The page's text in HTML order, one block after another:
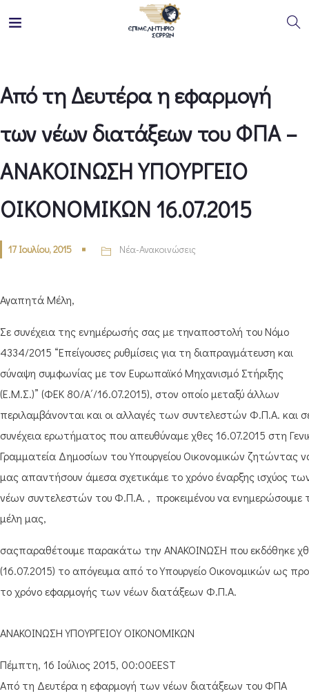
Από τη Δευτέρα η εφαρμογή
των νέων διατάξεων του ΦΠΑ –
ΑΝΑΚΟΙΝΩΣΗ ΥΠΟΥΡΓΕΙΟ
ΟΙΚΟΝΟΜΙΚΩΝ 16.07.2015
17 Ιουλίου, 2015 Νέα-Ανακοινώσεις
Αγαπητά Μέλη,
Σε συνέχεια της ενημέρωσής σας με τηναποστολή του Νόμο
4334/2015 “Επείγουσες ρυθμίσεις για τη διαπραγμάτευση και
σύναψη συμφωνίας με τον Ευρωπαϊκό Μηχανισμό Στήριξης
(Ε.Μ.Σ.)” (ΦΕΚ 80/Α΄/16.07.2015), στον οποίο μεταξύ άλλων
περιλαμβάνονται και οι αλλαγές των συντελεστών Φ.Π.Α. και
συνέχεια ερωτήματος που απευθύναμε χθες 16.07.2015 στη
Γραμματεία Δημοσίων του Υπουργείου Οικονομικών ζητώντας
μας απαντήσουν άμεσα σχετικάμε το χρόνο έναρξης ισχύος
νέων συντελεστών του Φ.Π.Α. , προκειμένου να ενημερώσουμε
μέλη μας,
σαςπαραθέτουμε παρακάτω την ΑΝΑΚΟΙΝΩΣΗ που εκδόθηκε
(16.07.2015) το απόγευμα από το Υπουργείο Οικονομικών ως
το χρόνο εφαρμογής των νέων διατάξεων Φ.Π.Α.
ΑΝΑΚΟΙΝΩΣΗ ΥΠΟΥΡΓΕΙΟΥ ΟΙΚΟΝΟΜΙΚΩΝ
Πέμπτη, 16 Ιούλιος 2015, 00:00EEST
Από τη Δευτέρα η εφαρμογή των νέων διατάξεων του ΦΠΑ